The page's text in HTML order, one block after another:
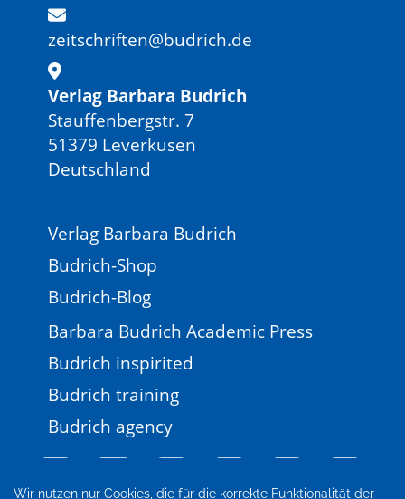
Wir nutzen nur Cookies, die für die korrekte Funktionalität der
zeitschriften@budrich.de
Verlag Barbara Budrich
Stauffenbergstr. 7
51379 Leverkusen
Deutschland
Verlag Barbara Budrich
Budrich-Shop
Budrich-Blog
Barbara Budrich Academic Press
Budrich inspirited
Budrich training
Budrich agency